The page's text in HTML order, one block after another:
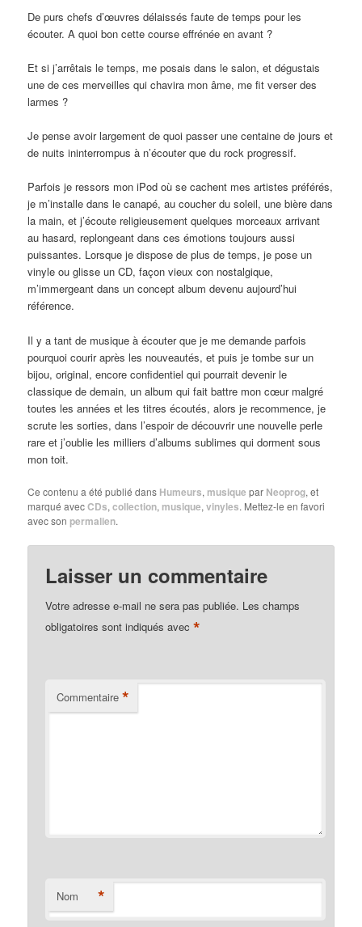
De purs chefs d’œuvres délaissés faute de temps pour les
écouter. A quoi bon cette course effrénée en avant ?
Et si j’arrêtais le temps, me posais dans le salon, et dégustais
une de ces merveilles qui chavira mon âme, me fit verser des
larmes ?
Je pense avoir largement de quoi passer une centaine de jours et
de nuits ininterrompus à n’écouter que du rock progressif.
Parfois je ressors mon iPod où se cachent mes artistes préférés,
je m’installe dans le canapé, au coucher du soleil, une bière dans
la main, et j’écoute religieusement quelques morceaux arrivant
au hasard, replongeant dans ces émotions toujours aussi
puissantes. Lorsque je dispose de plus de temps, je pose un
vinyle ou glisse un CD, façon vieux con nostalgique,
m’immergeant dans un concept album devenu aujourd’hui
référence.
Il y a tant de musique à écouter que je me demande parfois
pourquoi courir après les nouveautés, et puis je tombe sur un
bijou, original, encore confidentiel qui pourrait devenir le
classique de demain, un album qui fait battre mon cœur malgré
toutes les années et les titres écoutés, alors je recommence, je
scrute les sorties, dans l’espoir de découvrir une nouvelle perle
rare et j’oublie les milliers d’albums sublimes qui dorment sous
mon toit.
Ce contenu a été publié dans Humeurs, musique par Neoprog, et
marqué avecCDs,collection, musique,vinyles. Mettez-le en favori
avec son permalien.
Laisser un commentaire
Votre adresse e-mail ne sera pas publiée. Les champs
obligatoires sont indiqués avec*
Commentaire *
Nom *